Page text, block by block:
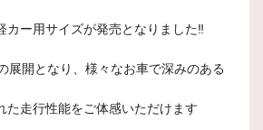
カー用サイズが発売となりました‼
展開となり、様々なお車で深みのある
た走行性能をご体感いただけます